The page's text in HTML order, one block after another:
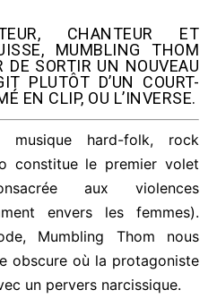
CHANTEUR ET
MUMBLING THOM
SORTIR UN NOUVEAU
PLUTÔT D’UN COURT-
EN CLIP, OU L’INVERSE.
musique hard-folk, rock
constitue le premier volet
aux violences
envers les femmes).
Mumbling Thom nous
obscure où la protagoniste
un pervers narcissique.